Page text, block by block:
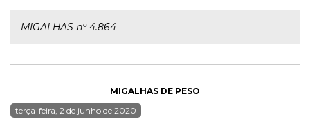
MIGALHAS nº 4.864
MIGALHAS DE PESO
terça-feira, 2 de junho de 2020